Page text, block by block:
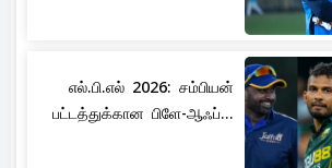
எல்.பி.எல் 2026: சம்பியன்
பட்டத்துக்கான பிளே-ஆஃப்...